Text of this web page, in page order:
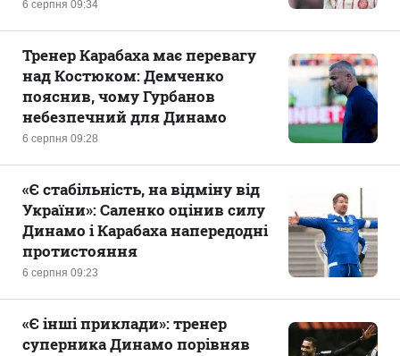
6 серпня 09:34
6 серпня 09:28
Тренер Карабаха має перевагу
над Костюком: Демченко
пояснив, чому Гурбанов
небезпечний для Динамо
6 серпня 09:23
«Є стабільність, на відміну від
України»: Саленко оцінив силу
Динамо і Карабаха напередодні
протистояння
«Є інші приклади»: тренер
суперника Динамо порівняв